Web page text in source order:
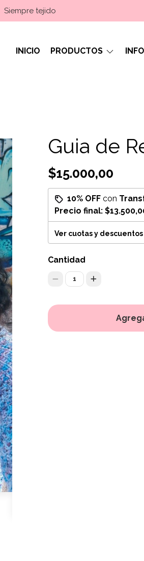
Siempre tejido
INICIO PRODUCTOS
Guia de
$15.000,00
10% OFFcon
Precio final:
Ver cuotas y descuentos
Cantidad
1